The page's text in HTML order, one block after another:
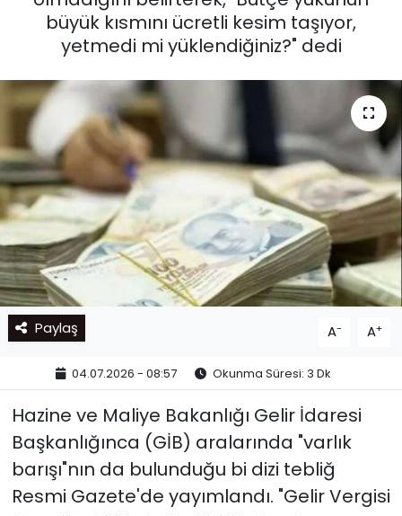
büyük kısmını ücretli kesim taşıyor,
yetmedi mi yüklendiğiniz?" dedi
Paylaş A- A+
04.07.2026 - 08:57 Okunma Süresi: 3 Dk
Hazine ve Maliye Bakanlığı Gelir İdaresi
Başkanlığınca (GİB) aralarında "varlık
barışı"nın da bulunduğu bi dizi tebliğ
Resmi Gazete'de yayımlandı. "Gelir Vergisi